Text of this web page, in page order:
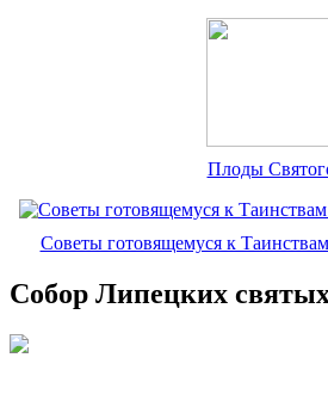
Плоды
Советы готовящемуся к
Собор Липецких